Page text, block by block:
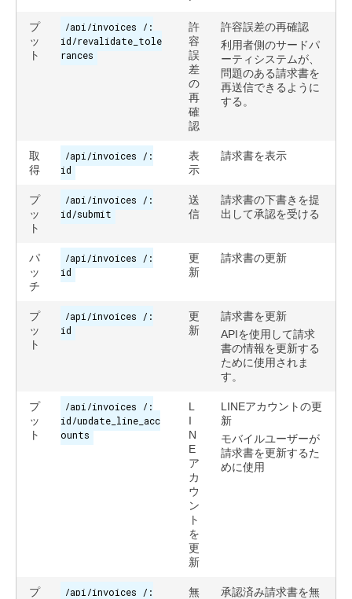
プ
ッ
ト
/api/invoices /:
id/revalidate_tole
rances
許
容
誤
差
の
再
確
認
許容誤差の再確認
利用者側のサードパ
ーティシステムが、
問題のある請求書を
再送信できるように
する。
取
得
/api/invoices /:
id
表
示
請求書を表示
プ
ッ
ト
/api/invoices /:
id/submit
送
信
請求書の下書きを提
出して承認を受ける
パ
ッ
チ
/api/invoices /:
id
更
新
請求書の更新
プ
ッ
ト
/api/invoices /:
id
更
新
請求書を更新
APIを使用して請求
書の情報を更新する
ために使用されま
す。
プ
ッ
ト
/api/invoices /:
id/update_line_acc
ounts
L
I
N
E
ア
カ
ウ
ン
ト
を
更
新
LINEアカウントの更
新
モバイルユーザーが
請求書を更新するた
めに使用
プ
/api/invoices /:
無
承認済み請求書を無